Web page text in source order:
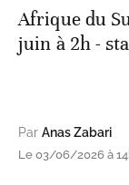
Afrique du
juin à 2h -
Par Anas Zabari
Le 03/06/2026 à